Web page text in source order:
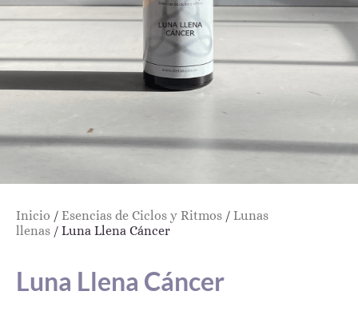
Inicio / Esencias de Ciclos y Ritmos / Lunas
llenas / Luna Llena Cáncer
Luna Llena Cáncer